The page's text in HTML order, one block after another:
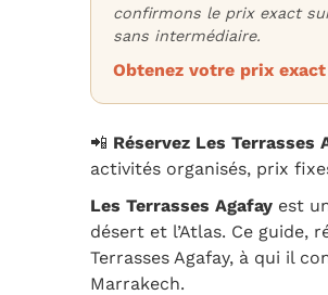
confirmons le prix exact
sans intermédiaire.
Obtenez votre prix
📲 Réservez Les Terrasses
activités organisés, prix
Les Terrasses Agafay est
désert et l’Atlas. Ce guide,
Terrasses Agafay, à qui il
Marrakech.